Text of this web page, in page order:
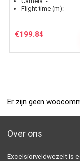
Flight time (m): -
€199.84
Er zijn geen
Over ons
Excelsiorveldwezelt is